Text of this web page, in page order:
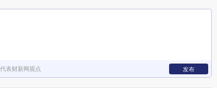
表财新网观点 发布